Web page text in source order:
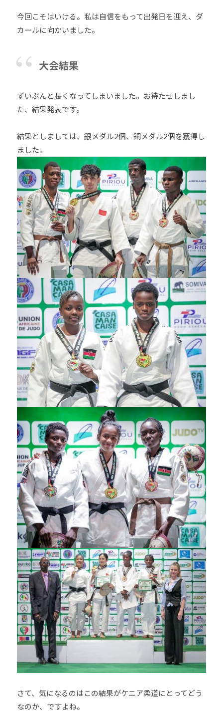
今回こそはいける。私は自信をもって出発日を迎え、ダ
カールに向かいました。
大会結果
ずいぶんと長くなってしまいました。お待たせしまし
た、結果発表です。
結果としましては、銀メダル2個、銅メダル2個を獲得し
ました。
さて、気になるのはこの結果がケニア柔道にとってどう
なのか、ですよね。